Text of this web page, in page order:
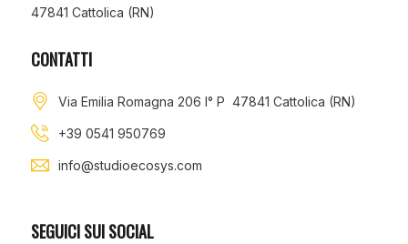
47841 Cattolica (RN)
CONTATTI
Via Emilia Romagna 206 I° P 47841 Cattolica (RN)
+39 0541 950769
info@studioecosys.com
SEGUICI SUI SOCIAL